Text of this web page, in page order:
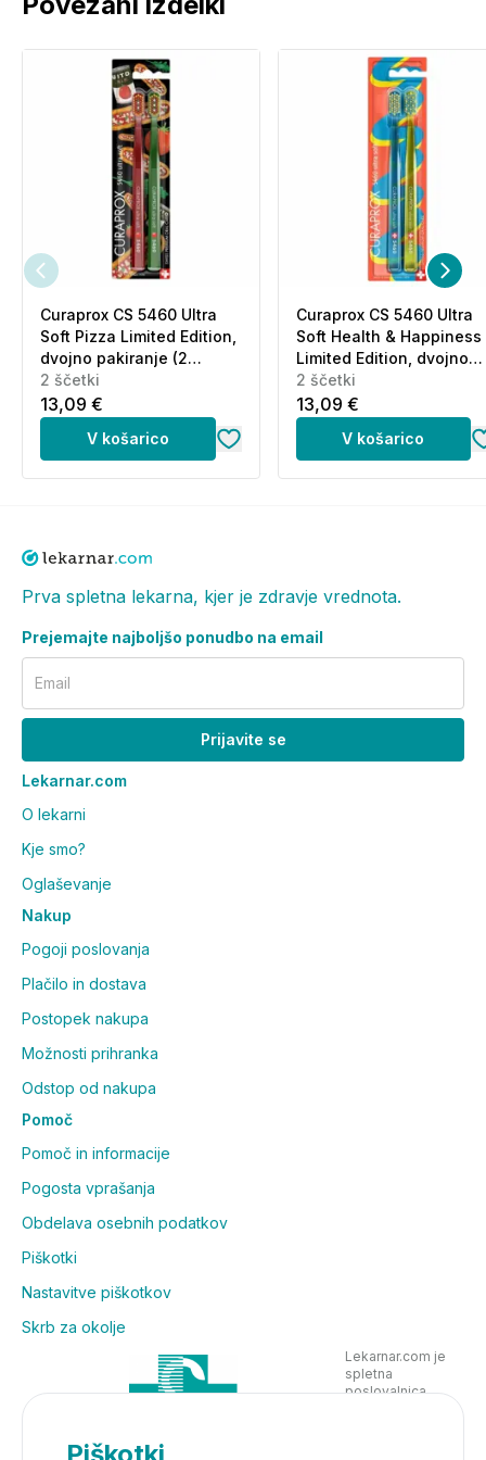
Proizvajalec:Curasept S.p.A., Via G. Parini 19, 21047
Distributer:VIVIT Pharma d.o.o., Tržaška cesta 495,
1351 Brezovica pri Ljubljani
Curaprox CS 5460 Ultra
Soft Pizza Limited Edition,
dvojno pakiranje (2
ščetki)
2 ščetki
13,09 €
V košarico
Curaprox CS 5460 Ultra
Soft Health & Happiness
Limited Edition, dvojno
pakiranje (2 ščetki)
2 ščetki
13,09 €
V košarico
Prva spletna lekarna, kjer je zdravje vrednota.
Prejemajte najboljšo ponudbo na email
Email
Prijavite se
Lekarnar.com
O lekarni
Kje smo?
Oglaševanje
Nakup
Pogoji poslovanja
Plačilo in dostava
Postopek nakupa
Možnosti prihranka
Odstop od nakupa
Pomoč
Pomoč in informacije
Pogosta vprašanja
Obdelava osebnih podatkov
Piškotki
Nastavitve piškotkov
Skrb za okolje
Lekarnar.com je
spletna
poslovalnica